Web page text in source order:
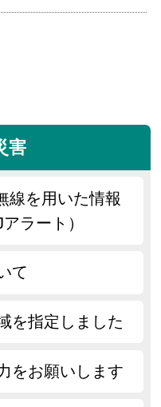
害
線を用いた情報
ラート）
て
を指定しました
をお願いします